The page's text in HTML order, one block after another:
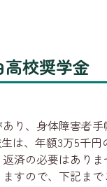
校奨学金
り、身体障害者
は、年額3万5千円
済の必要はあり
すので、下記まで